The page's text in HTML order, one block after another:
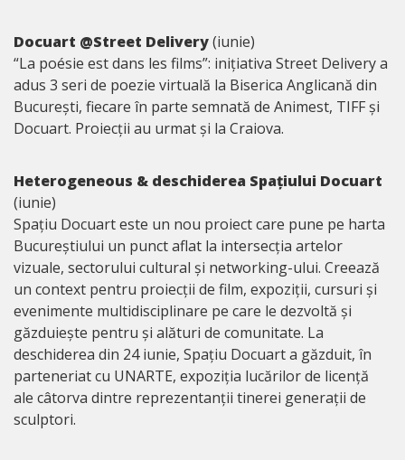
Docuart @Street Delivery(iunie)
“La poésie est dans les films”: inițiativa Street Delivery a
adus 3 seri de poezie virtuală la Biserica Anglicană din
București, fiecare în parte semnată de Animest, TIFF și
Docuart. Proiecții au urmat și la Craiova.
Heterogeneous & deschiderea Spațiului Docuart
(iunie)
Spațiu Docuart este un nou proiect care pune pe harta
Bucureștiului un punct aflat la intersecția artelor
vizuale, sectorului cultural și networking-ului. Creează
un context pentru proiecții de film, expoziții, cursuri și
evenimente multidisciplinare pe care le dezvoltă și
găzduiește pentru și alături de comunitate. La
deschiderea din 24 iunie, Spațiu Docuart a găzduit, în
parteneriat cu UNARTE, expoziția lucărilor de licență
ale câtorva dintre reprezentanții tinerei generații de
sculptori.